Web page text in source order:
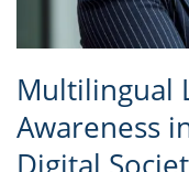
Multilingual
Awareness